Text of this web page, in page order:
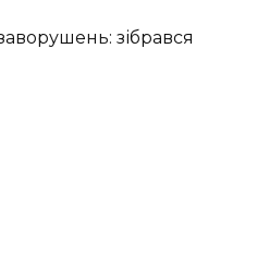
зібрався